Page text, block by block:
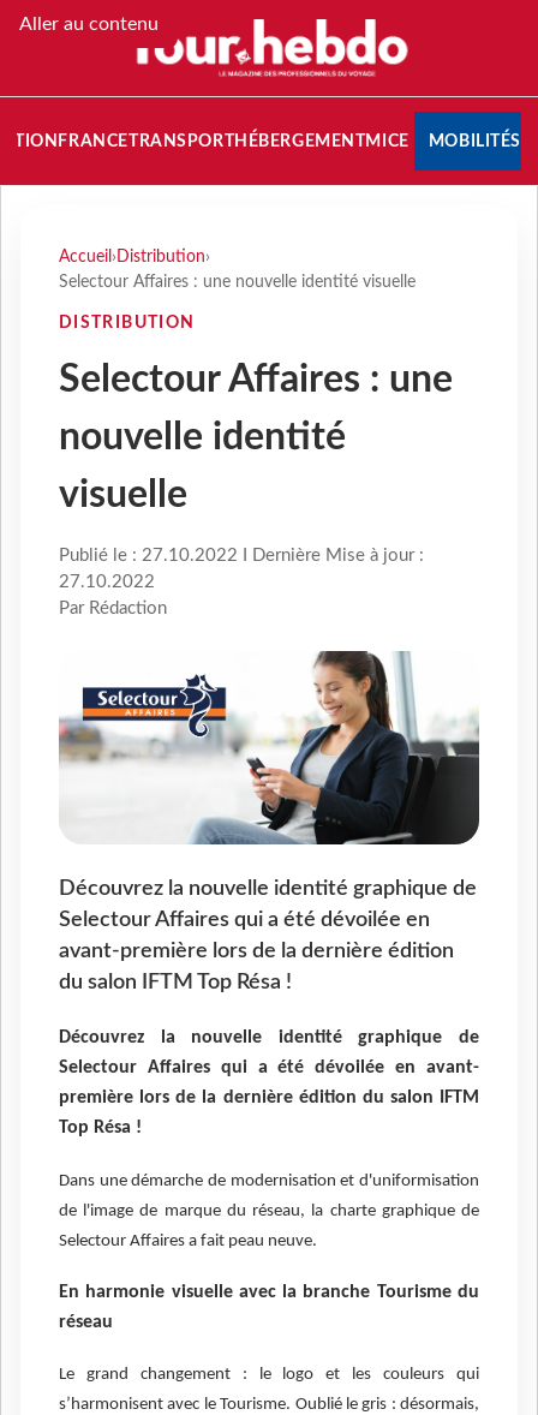
Aller au contenu
FRANCETRANSPORT HÉBERGEMENTMICE MOBILITÉS
Accueil › Distribution›
Selectour Affaires : une nouvelle identité visuelle
DISTRIBUTION
Selectour Affaires : une
nouvelle identité
visuelle
Publié le : 27.10.2022 I Dernière Mise à jour :
27.10.2022
Par Rédaction
Découvrez la nouvelle identité graphique de
Selectour Affaires qui a été dévoilée en
avant-première lors de la dernière édition
du salon IFTM Top Résa !
Découvrez la nouvelle identité graphique de
Selectour Affaires qui a été dévoilée en avant-
première lors de la dernière édition du salon IFTM
Top Résa !
Dans une démarche de modernisation et d'uniformisation
de l'image de marque du réseau, la charte graphique de
Selectour Affaires a fait peau neuve.
En harmonie visuelle avec la branche Tourisme du
réseau
Le grand changement : le logo et les couleurs qui
s’harmonisent avec le Tourisme. Oublié le gris : désormais,